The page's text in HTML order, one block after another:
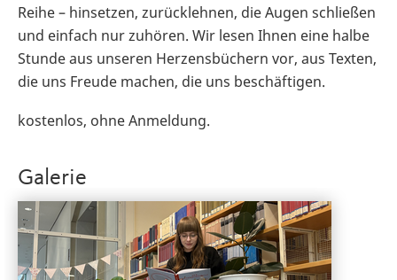
Reihe – hinsetzen, zurücklehnen, die Augen schließen
und einfach nur zuhören. Wir lesen Ihnen eine halbe
Stunde aus unseren Herzensbüchern vor, aus Texten,
die uns Freude machen, die uns beschäftigen.
kostenlos, ohne Anmeldung.
Galerie